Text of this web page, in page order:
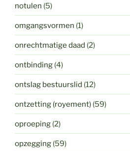
notulen (5)
omgangsvormen (1)
onrechtmatige daad (2)
ontbinding (4)
ontslag bestuurslid (12)
ontzetting (royement) (59)
oproeping (2)
opzegging (59)